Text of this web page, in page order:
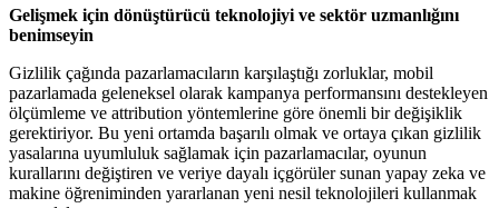
Gelişmek için dönüştürücü teknolojiyi ve sektör uzmanlığını
benimseyin
Gizlilik çağında pazarlamacıların karşılaştığı zorluklar, mobil
pazarlamada geleneksel olarak kampanya performansını destekleyen
ölçümleme ve attribution yöntemlerine göre önemli bir değişiklik
gerektiriyor. Bu yeni ortamda başarılı olmak ve ortaya çıkan gizlilik
yasalarına uyumluluk sağlamak için pazarlamacılar, oyunun
kurallarını değiştiren ve veriye dayalı içgörüler sunan yapay zeka ve
makine öğreniminden yararlanan yeni nesil teknolojileri kullanmak